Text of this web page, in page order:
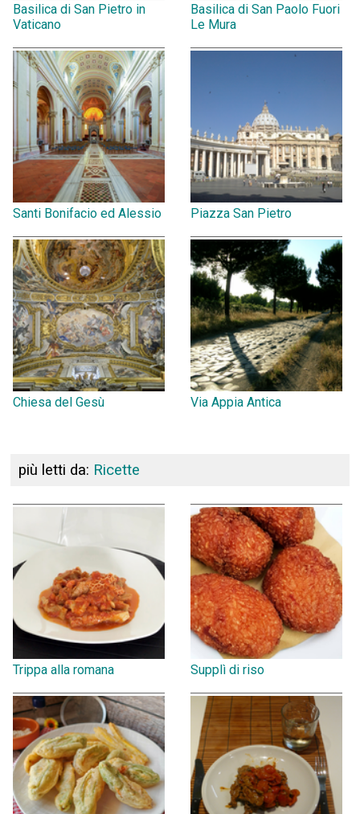
Basilica di San Pietro in
Vaticano
Basilica di San Paolo Fuori
Le Mura
Santi Bonifacio ed Alessio Piazza San Pietro
Chiesa del Gesù Via Appia Antica
più letti da: Ricette
Trippa alla romana Supplì di riso